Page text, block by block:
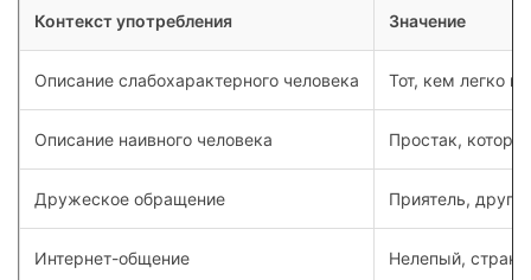
Контекст употребления Значение
Описание слабохарактерного человека Тот, кем легко
Описание наивного человека Простак,
Дружеское обращение Приятель, друг,
Интернет-общение Нелепый,